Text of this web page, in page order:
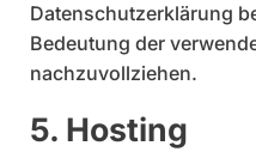
Datenschutzerklärung
Bedeutung der
nachzuvollziehen.
5. Hosting